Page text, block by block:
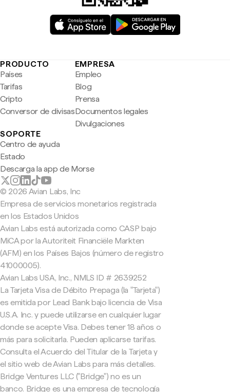
PRODUCTO
Países
Tarifas
Cripto
Conversor de divisas
EMPRESA
Empleo
Blog
Prensa
Documentos legales
Divulgaciones
SOPORTE
Centro de ayuda
Estado
Descarga la app de Morse
© 2026 Avian Labs, Inc
Empresa de servicios monetarios registrada
en los Estados Unidos
Avian Labs está autorizada como CASP bajo
MiCA por la Autoriteit Financiële Markten
(AFM) en los Países Bajos (número de registro
41000005).
Avian Labs USA, Inc., NMLS ID # 2639252
La Tarjeta Visa de Débito Prepaga (la "Tarjeta")
es emitida por Lead Bank bajo licencia de Visa
U.S.A. Inc. y puede utilizarse en cualquier lugar
donde se acepte Visa. Debes tener 18 años o
más para solicitarla. Pueden aplicarse tarifas.
Consulta el Acuerdo del Titular de la Tarjeta y
el sitio web de Avian Labs para más detalles.
Bridge Ventures LLC ("Bridge") no es un
banco. Bridge es una empresa de tecnología